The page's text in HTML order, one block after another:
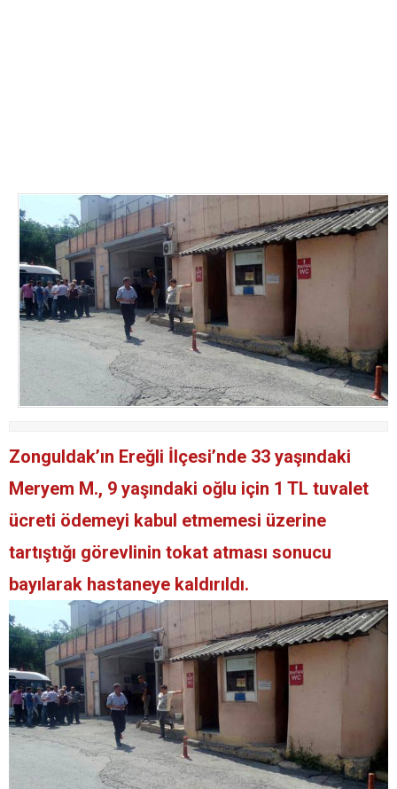
Zonguldak’ın Ereğli İlçesi’nde 33 yaşındaki
Meryem M., 9 yaşındaki oğlu için 1 TL tuvalet
ücreti ödemeyi kabul etmemesi üzerine
tartıştığı görevlinin tokat atması sonucu
bayılarak hastaneye kaldırıldı.